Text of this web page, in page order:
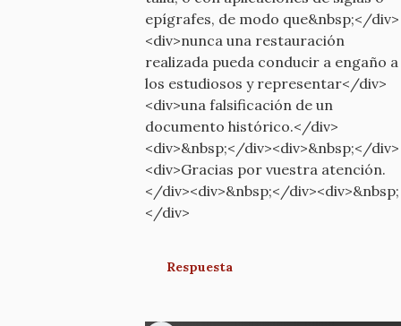
epígrafes, de modo que&nbsp;</div>
<div>nunca una restauración
realizada pueda conducir a engaño a
los estudiosos y representar</div>
<div>una falsificación de un
documento histórico.</div>
<div>&nbsp;</div><div>&nbsp;</div>
<div>Gracias por vuestra atención.
</div><div>&nbsp;</div><div>&nbsp;
</div>
Respuesta